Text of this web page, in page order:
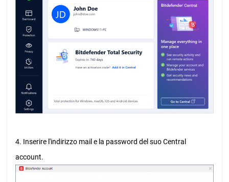
4. Inserire l'indirizzo mail e la password del suo Central
account.